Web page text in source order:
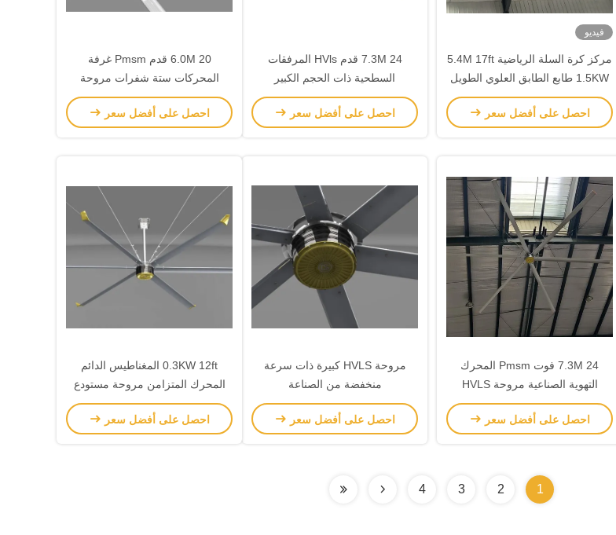
فيديو
مركز كرة السلة الرياضية 5.4M 17ft
1.5KW طابع الطابق العلوي الطويل
احصل على أفضل سعر
7.3M 24 قدم HVls المرفقات
السطحية ذات الحجم الكبير
احصل على أفضل سعر
6.0M 20 قدم Pmsm غرفة
المحركات ستة شفرات مروحة
HVLS كبيرة
احصل على أفضل سعر
7.3M 24 فوت Pmsm المحرك
التهوية الصناعية مروحة HVLS
الكبيرة
احصل على أفضل سعر
مروحة HVLS كبيرة ذات سرعة
منخفضة من الصناعة
احصل على أفضل سعر
0.3KW 12ft المغناطيس الدائم
المحرك المتزامن مروحة مستودع
كبيرة
احصل على أفضل سعر
1
2
3
4